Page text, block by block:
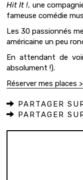
Hit It !, une
fameuse comédie
Les 30 passionnés
américaine un peu
En attendant de
absolument !).
Réserver mes places
PARTAGER
PARTAGER